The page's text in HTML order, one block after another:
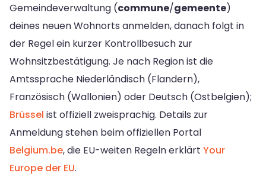
Gemeindeverwaltung (commune/gemeente)
deines neuen Wohnorts anmelden, danach folgt in
der Regel ein kurzer Kontrollbesuch zur
Wohnsitzbestätigung. Je nach Region ist die
Amtssprache Niederländisch (Flandern),
Französisch (Wallonien) oder Deutsch (Ostbelgien);
Brüssel ist offiziell zweisprachig. Details zur
Anmeldung stehen beim offiziellen Portal
Belgium.be, die EU-weiten Regeln erklärt Your
Europe der EU.